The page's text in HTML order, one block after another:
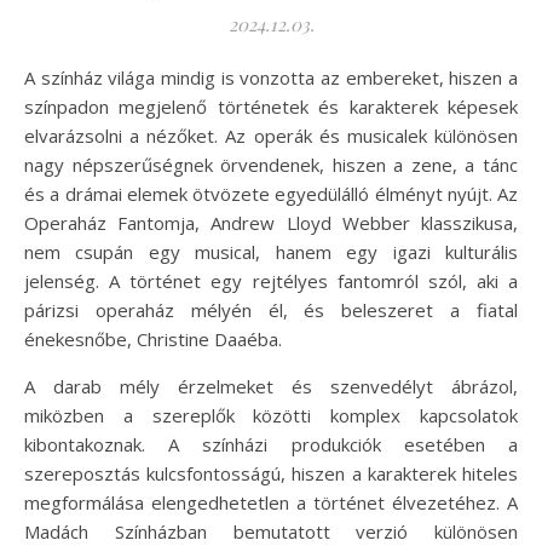
2024.12.03.
A színház világa mindig is vonzotta az embereket, hiszen a
színpadon megjelenő történetek és karakterek képesek
elvarázsolni a nézőket. Az operák és musicalek különösen
nagy népszerűségnek örvendenek, hiszen a zene, a tánc
és a drámai elemek ötvözete egyedülálló élményt nyújt. Az
Operaház Fantomja, Andrew Lloyd Webber klasszikusa,
nem csupán egy musical, hanem egy igazi kulturális
jelenség. A történet egy rejtélyes fantomról szól, aki a
párizsi operaház mélyén él, és beleszeret a fiatal
énekesnőbe, Christine Daaéba.
A darab mély érzelmeket és szenvedélyt ábrázol,
miközben a szereplők közötti komplex kapcsolatok
kibontakoznak. A színházi produkciók esetében a
szereposztás kulcsfontosságú, hiszen a karakterek hiteles
megformálása elengedhetetlen a történet élvezetéhez. A
Madách Színházban bemutatott verzió különösen